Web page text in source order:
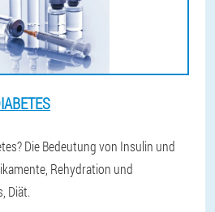
Die Bedeutung von Insulin und
Rehydration und
Diät.